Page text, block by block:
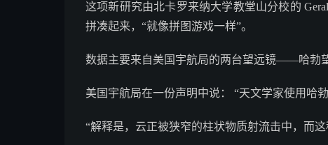
这项新研究由北卡罗来纳大学教堂山分校的
拼凑起来，“就像拼图游戏一样”。
数据主要来自美国宇航局的两台望远镜——哈勃
美国宇航局在一份声明中说： “天文学家使用哈
“解释是，云正被狭窄的柱状物质射流击中，而